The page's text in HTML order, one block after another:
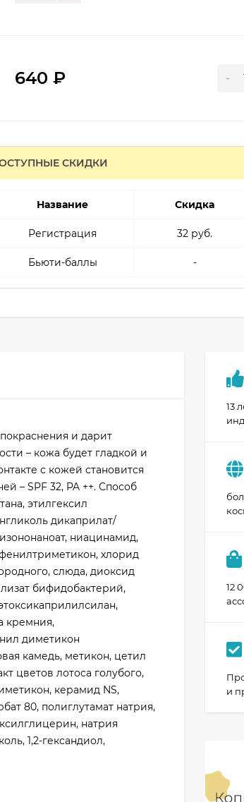
640₽ -
СКИДКИ
Название Скидка
Регистрация 32 руб.
Бьюти-баллы -
и дарит
– кожа будет гладкой и
с кожей становится
– SPF 32, PA ++. Способ
этилгексил
дикаприлат/
ниацинамид,
хлорид
слюда, диоксид
бифидобактерий,
кремния,
диметикон
камедь, метикон, цетил
цветов лотоса голубого,
керамид NS,
80, полиглутамат натрия,
натрия
1,2-гександиол,
13
12
и